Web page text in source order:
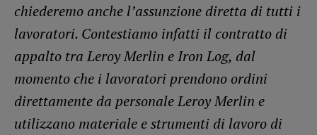
chiederemo anche l’assunzione diretta di tutti i
lavoratori. Contestiamo infatti il contratto di
appalto tra Leroy Merlin e Iron Log, dal
momento che i lavoratori prendono ordini
direttamente da personale Leroy Merlin e
utilizzano materiale e strumenti di lavoro di